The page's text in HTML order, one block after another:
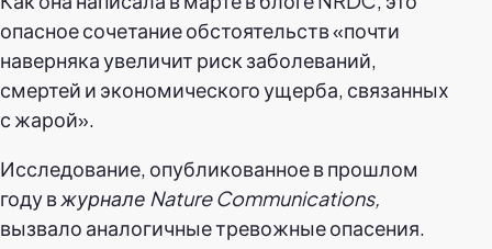
опасное сочетание обстоятельств «почти
наверняка увеличит риск заболеваний,
смертей и экономического ущерба, связанных
с жарой».
Исследование, опубликованное в прошлом
году вжурнале Nature Communications,
вызвало аналогичные тревожные опасения.